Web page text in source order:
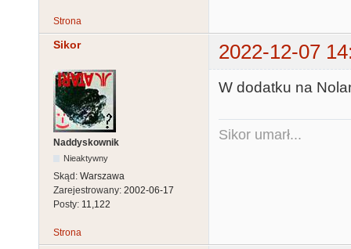
Strona
Sikor 2022-12-07
Naddyskownik
Nieaktywny
Skąd: Warszawa
Zarejestrowany: 2002-06-17
Posty: 11,122
W dodatku na
Sikor umarł...
Strona